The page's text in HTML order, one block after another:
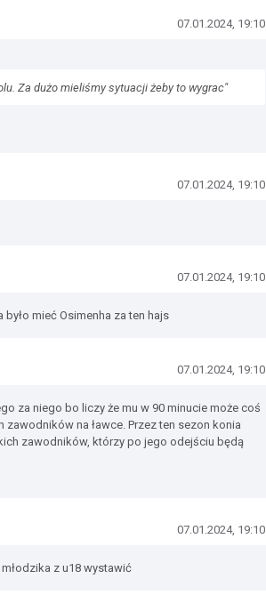
07.01.2024, 19:10
Za dużo mieliśmy sytuacji żeby to wygrac"
07.01.2024, 19:10
07.01.2024, 19:10
mieć Osimenha za ten hajs
07.01.2024, 19:10
za niego bo liczy że mu w 90 minucie może coś
na ławce. Przez ten sezon konia
zawodników, którzy po jego odejściu będą
07.01.2024, 19:10
z u18 wystawić